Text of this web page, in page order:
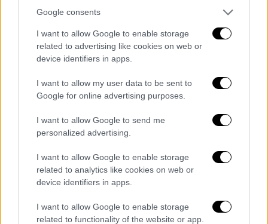
Google consents
I want to allow Google to enable storage
related to advertising like cookies on web or
device identifiers in apps.
I want to allow my user data to be sent to
Google for online advertising purposes.
I want to allow Google to send me
personalized advertising.
I want to allow Google to enable storage
related to analytics like cookies on web or
device identifiers in apps.
I want to allow Google to enable storage
related to functionality of the website or app.
Ώρα Ελλάδος...|10.08.2026 08:39
Ηλεία: Φωτιά τώρα στο χωριό Μουζάκι
– Κοντά στην είσοδο του χωριού οι
φλόγες
Ώρα Ελλάδος...|10.08.2026 12:18
Ώρα Ελλάδος 10/08/2026